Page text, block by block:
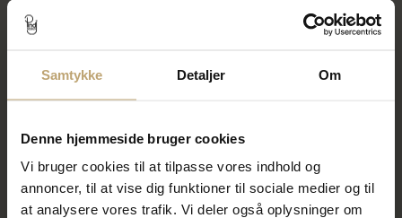
Samtykke Detaljer Om
Denne hjemmeside bruger cookies
Vi bruger cookies til at tilpasse vores indhold og
annoncer, til at vise dig funktioner til sociale medier og til
at analysere vores trafik. Vi deler også oplysninger om